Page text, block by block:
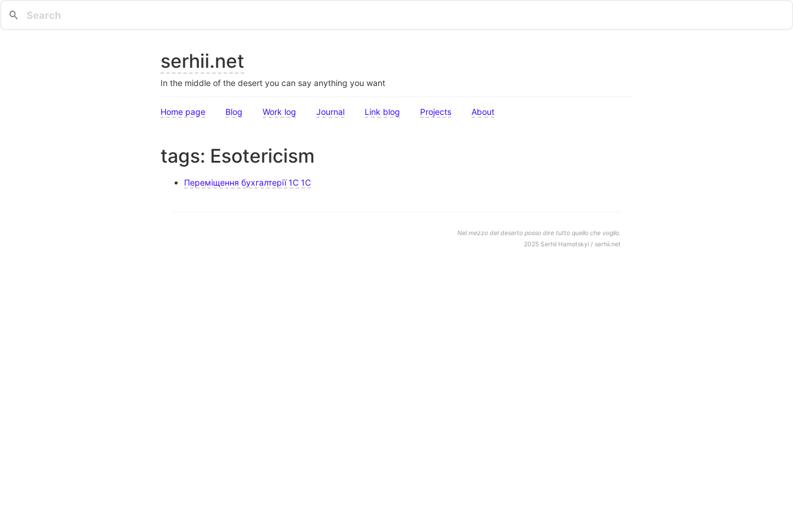
serhii.net
In the middle of the desert you can say anything you want
Home page Blog Work log Journal Link blog Projects About
tags: Esotericism
Переміщення бухгалтерії 1С 1C
Nel mezzo del deserto posso dire tutto quello che voglio.
2025 Serhii Hamotskyi / serhii.net